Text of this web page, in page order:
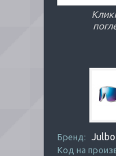
Бренд: Julbo
Код на